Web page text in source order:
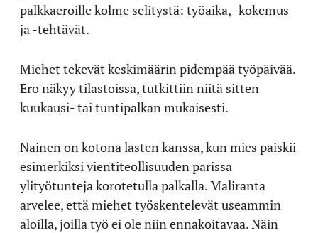
palkkaeroille kolme selitystä: työaika, -kokemus
ja -tehtävät.
Miehet tekevät keskimäärin pidempää työpäivää.
Ero näkyy tilastoissa, tutkittiin niitä sitten
kuukausi- tai tuntipalkan mukaisesti.
Nainen on kotona lasten kanssa, kun mies paiskii
esimerkiksi vientiteollisuuden parissa
ylityötunteja korotetulla palkalla. Maliranta
arvelee, että miehet työskentelevät useammin
aloilla, joilla työ ei ole niin ennakoitavaa. Näin